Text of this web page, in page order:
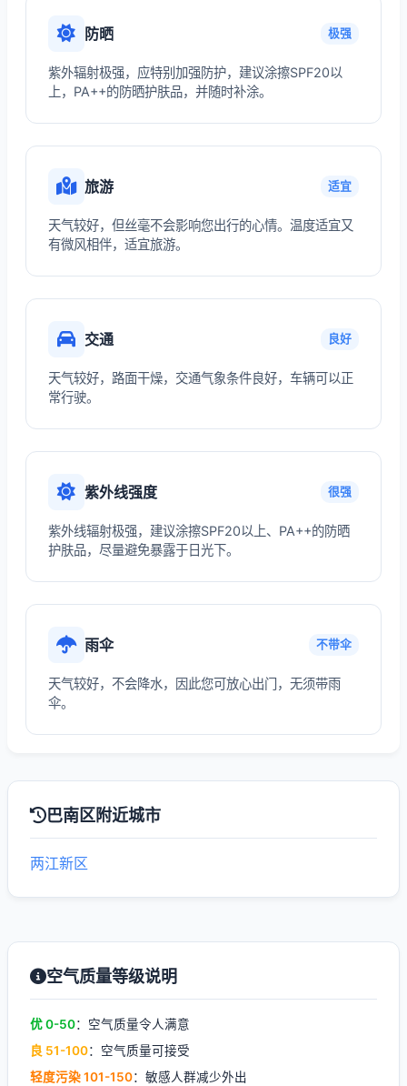
防晒 极强
紫外辐射极强，应特别加强防护，建议涂擦SPF20以
上，PA++的防晒护肤品，并随时补涂。
旅游 适宜
天气较好，但丝毫不会影响您出行的心情。温度适宜又
有微风相伴，适宜旅游。
交通 良好
天气较好，路面干燥，交通气象条件良好，车辆可以正
常行驶。
紫外线强度 很强
紫外线辐射极强，建议涂擦SPF20以上、PA++的防晒
护肤品，尽量避免暴露于日光下。
雨伞 不带伞
天气较好，不会降水，因此您可放心出门，无须带雨
伞。
巴南区附近城市
两江新区
空气质量等级说明
优 0-50：空气质量令人满意
良 51-100：空气质量可接受
轻度污染 101-150：敏感人群减少外出